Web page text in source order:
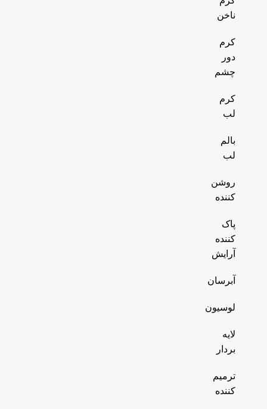
ناخن
کرم
دور
چشم
کرم
لب
بالم
لب
روشن
کننده
پاک
کننده
آرایش
آبرسان
لوسیون
لایه
بردار
ترمیم
کننده